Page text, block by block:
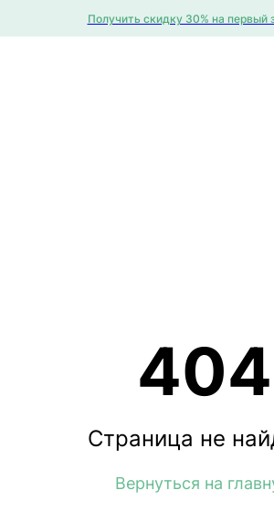
Получить скидку 30% на первый
404
Страница не
Вернуться на